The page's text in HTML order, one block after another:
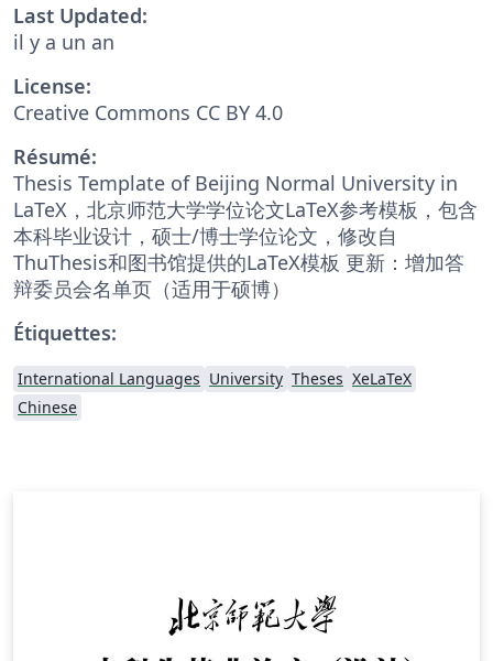
Last Updated:
il y a un an
License:
Creative Commons CC BY 4.0
Résumé:
Thesis Template of Beijing Normal University in
LaTeX，北京师范大学学位论文LaTeX参考模板，包含
本科毕业设计，硕士/博士学位论文，修改自
ThuThesis和图书馆提供的LaTeX模板 更新：增加答
辩委员会名单页（适用于硕博）
Étiquettes:
International Languages University Theses XeLaTeX
Chinese